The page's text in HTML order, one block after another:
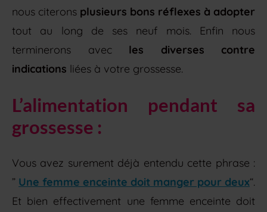
nous citerons plusieurs bons réflexes à adopter
tout au long de ses neuf mois. Enfin nous
terminerons avec les diverses contre
indications liées à votre grossesse.
L’alimentation pendant sa
grossesse :
Vous avez surement déjà entendu cette phrase :
” Une femme enceinte doit manger pour deux“.
Et bien effectivement une femme enceinte doit